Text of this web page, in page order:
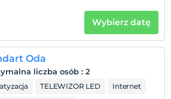
Wybierz datę
Oda
liczba osób : 2
TELEWIZOR LED
Internet